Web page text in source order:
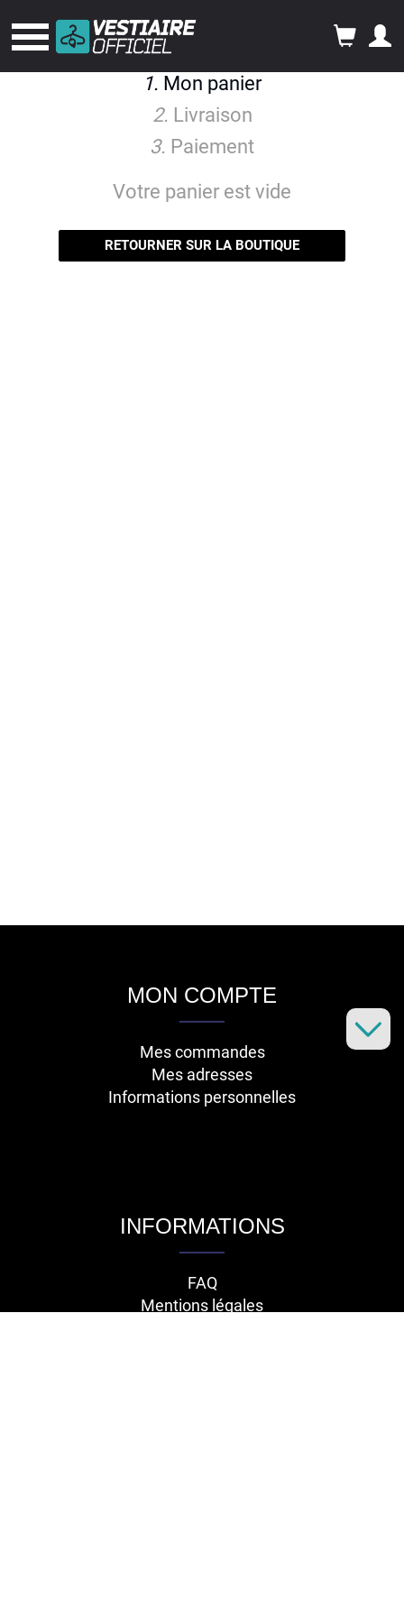
1. Mon panier
2. Livraison
3. Paiement
Votre panier est vide
RETOURNER SUR LA BOUTIQUE
MON COMPTE
Mes commandes
Mes adresses
Informations personnelles
INFORMATIONS
FAQ
Mentions légales